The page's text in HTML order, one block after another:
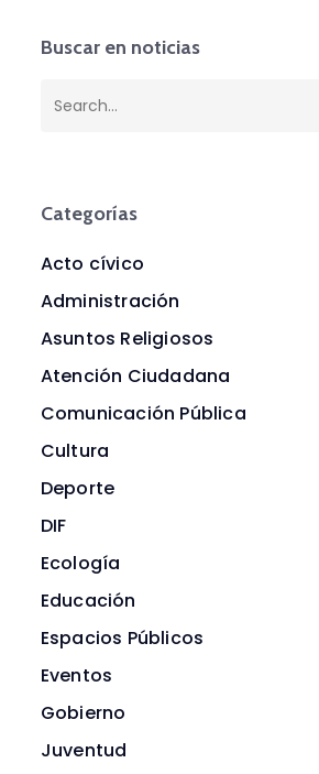
Buscar en noticias
Categorías
Acto cívico
Administración
Asuntos Religiosos
Atención Ciudadana
Comunicación Pública
Cultura
Deporte
DIF
Ecología
Educación
Espacios Públicos
Eventos
Gobierno
Juventud